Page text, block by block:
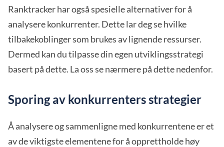
Ranktracker har også spesielle alternativer for å
analysere konkurrenter. Dette lar deg se hvilke
tilbakekoblinger som brukes av lignende ressurser.
Dermed kan du tilpasse din egen utviklingsstrategi
basert på dette. La oss se nærmere på dette nedenfor.
Sporing av konkurrenters strategier
Å analysere og sammenligne med konkurrentene er et
av de viktigste elementene for å opprettholde høy